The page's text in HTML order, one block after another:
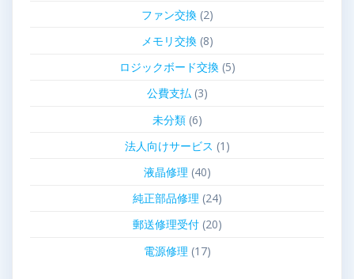
ファン交換(2)
メモリ交換(8)
ロジックボード交換(5)
公費支払(3)
未分類(6)
法人向けサービス (1)
液晶修理 (40)
純正部品修理 (24)
郵送修理受付(20)
電源修理 (17)